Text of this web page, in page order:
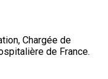
Chargée de
de France.